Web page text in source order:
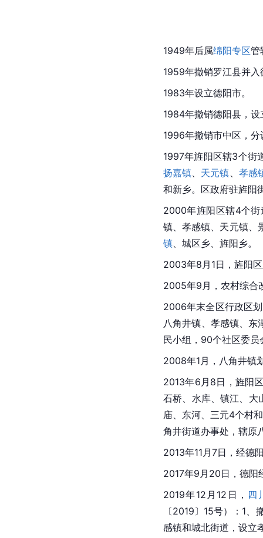
1949年后属绵阳专区管
1959年撤销罗江县并入
1983年设立德阳市。
1984年撤销德阳县，设
1996年撤销市中区，
1997年旌阳区辖3个街
扬嘉镇
天元镇
孝感
和新乡。区政府驻旌阳
2000年旌阳区辖4个
镇、孝感镇、天元镇、
镇 、城区乡、旌阳乡。
2003年8月1日，旌阳
2005年9月，农村综合
2006年末全区行政区
八角井镇、孝感镇、
民小组，90个社区委员
2008年1月，八角井镇
2013年6月8日，旌阳
石桥、水库、镇江、大
庙、东河、三元4个村
角井街道办事处，辖原
2013年11月7日，经德
2017年9月20日，德阳
2019年12月12日， 四
〔2019〕15号）：1、
感镇和城北街道，设立